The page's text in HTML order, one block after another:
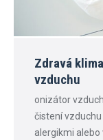
Zdravá
vzduchu
onizátor
čistení
alergikmi alebo